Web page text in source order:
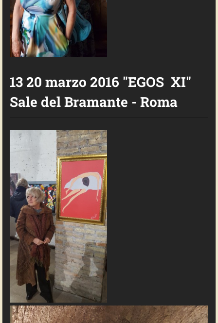
13 20 marzo 2016 "EGOS XI"
Sale del Bramante - Roma